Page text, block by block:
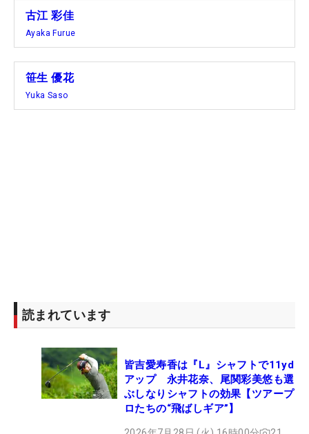
言われるかな（笑）。いつもくだらない話をしてい
ズへと向かっていく。（文・笠井あかり）
古江 彩佳
Ayaka Furue
笹生 優花
Yuka Saso
読まれています
皆吉愛寿香は『L』シャフトで11yd
アップ 永井花奈、尾関彩美悠も選
ぶしなりシャフトの効果【ツアープ
ロたちの“飛ばしギア”】